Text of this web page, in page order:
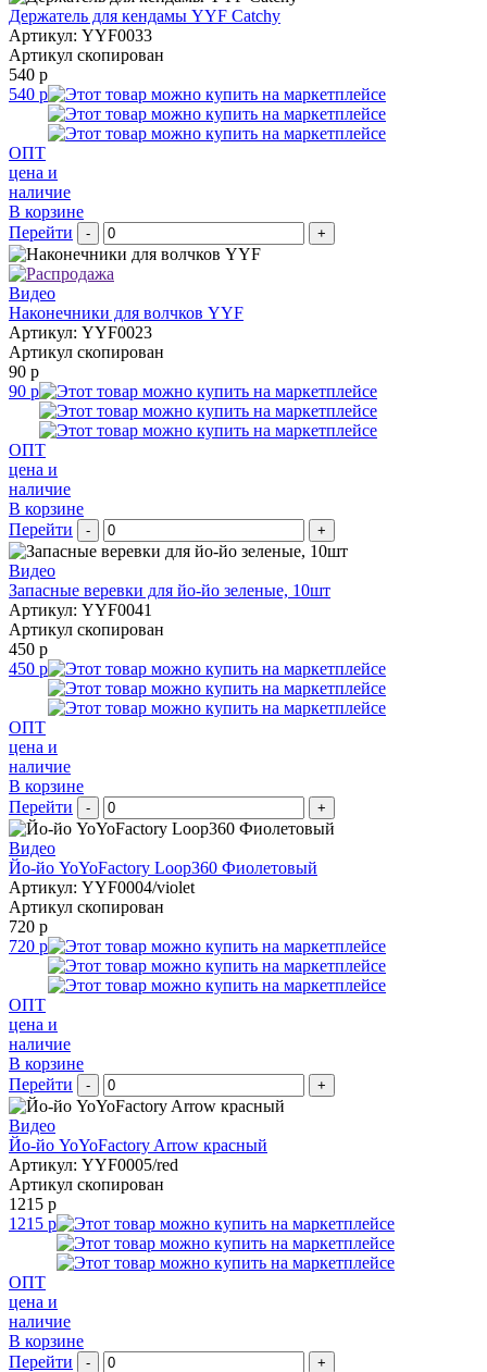
Держатель для кендамы YYF Catchy
Артикул: YYF0033
Артикул скопирован
540 р
540 р
ОПТ
цена и
наличие
В корзине
Перейти
- +
Видео
Наконечники для волчков YYF
Артикул: YYF0023
Артикул скопирован
90 р
90 р
ОПТ
цена и
наличие
В корзине
Перейти
- +
Видео
Запасные веревки для йо-йо зеленые, 10шт
Артикул: YYF0041
Артикул скопирован
450 р
450 р
ОПТ
цена и
наличие
В корзине
Перейти
- +
Видео
Йо-йо YoYoFactory Loop360 Фиолетовый
Артикул: YYF0004/violet
Артикул скопирован
720 р
720 р
ОПТ
цена и
наличие
В корзине
Перейти
- +
Видео
Йо-йо YoYoFactory Arrow красный
Артикул: YYF0005/red
Артикул скопирован
1215 р
1215 р
ОПТ
цена и
наличие
В корзине
Перейти
- +